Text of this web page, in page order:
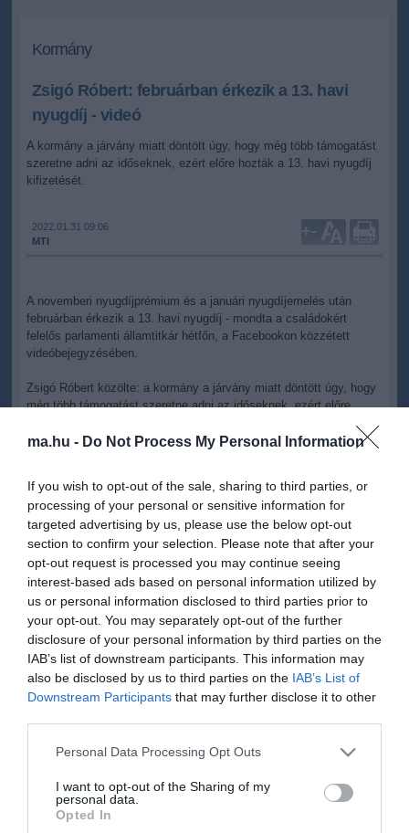
ma.hu - Do Not Process My Personal Information
If you wish to opt-out of the sale, sharing to third parties, or
processing of your personal or sensitive information for
targeted advertising by us, please use the below opt-out
section to confirm your selection. Please note that after your
opt-out request is processed you may continue seeing
interest-based ads based on personal information utilized by
us or personal information disclosed to third parties prior to
your opt-out. You may separately opt-out of the further
disclosure of your personal information by third parties on the
IAB’s list of downstream participants. This information may
also be disclosed by us to third parties on the IAB’s List of
Downstream Participants that may further disclose it to other
Please note that this website/app uses one or more Google
not limited to your visit or usage behaviour. You may click to
grant or deny consent to Google and its third-party tags to
use your data for below specified purposes in below Google
Personal Data Processing Opt Outs
I want to opt-out of the Sharing of my
personal data.
Opted In
Kormány
Zsigó Róbert: februárban érkezik a 13. havi
nyugdíj - videó
A kormány a járvány miatt döntött úgy, hogy még több támogatást
szeretne adni az időseknek, ezért előre hozták a 13. havi nyugdíj
kifizetését.
2022.01.31 09:06
MTI
+-
A novemberi nyugdíjprémium és a januári nyugdíjemelés után
februárban érkezik a 13. havi nyugdíj - mondta a családokért
felelős parlamenti államtitkár hétfőn, a Facebookon közzétett
videóbejegyzésében.
Zsigó Róbert közölte: a kormány a járvány miatt döntött úgy, hogy
még több támogatást szeretne adni az időseknek, ezért előre
A 13. havi nyugdíj kifizetésére 371 milliárd forintot fordít a
kormány, amit a gazdaság jó teljesítménye teszi lehetővé - emelte
ki.
Fontosnak tartják ugyanis, hogy a gazdasági növekedésből a
gyermekes családok, a munkavállalók és a fiatalok mellett az
idősek is részesüljenek - tette hozzá.
Elmondta azt is, hogy a nyugdíjasok megélhetését a
rezsicsökkentés, és több alapvető élelmiszer árának a
befagyasztása is segíti.
os kampányban.
"Gyurcsány akkor is fűt-fát ígért a nyugdíjasoknak, aztán elvett
tőlük egyhavi nyugdíjat. Akkor tizenötször emelték a rezsit, a
duplájára emelték az élelmiszerek áfáját, valamint bevezették az